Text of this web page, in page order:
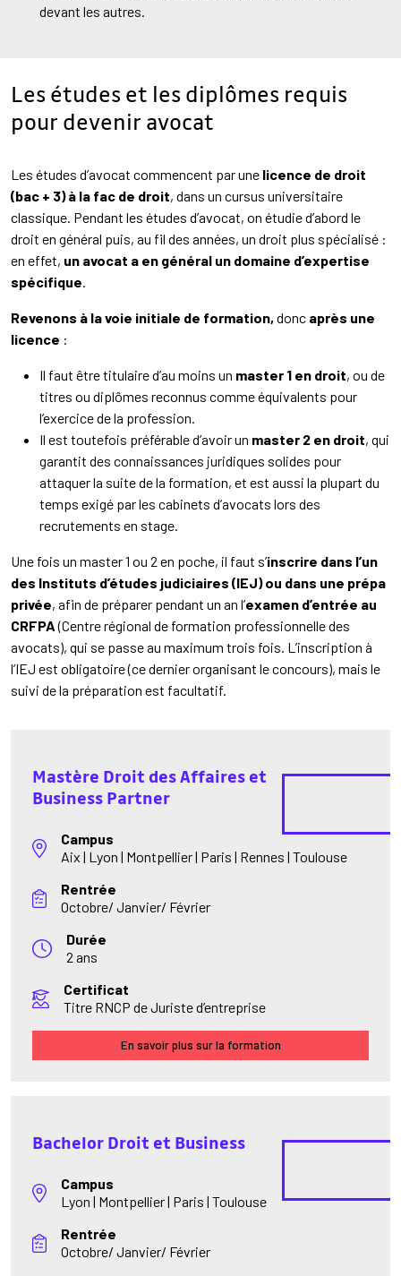
devant les autres.
Les études et les diplômes requis
pour devenir avocat
Les études d’avocat commencent par une licence de droit
(bac + 3) à la fac de droit, dans un cursus universitaire
classique. Pendant les études d’avocat, on étudie d’abord le
droit en général puis, au fil des années, un droit plus spécialisé :
en effet, un avocat a en général un domaine d’expertise
spécifique.
Revenons à la voie initiale de formation, donc après une
licence :
Il faut être titulaire d’au moins un master 1 en droit, ou de
titres ou diplômes reconnus comme équivalents pour
l’exercice de la profession.
Il est toutefois préférable d’avoir un master 2 en droit, qui
garantit des connaissances juridiques solides pour
attaquer la suite de la formation, et est aussi la plupart du
temps exigé par les cabinets d’avocats lors des
recrutements en stage.
Une fois un master 1 ou 2 en poche, il faut s’inscrire dans l’un
des Instituts d’études judiciaires (IEJ) ou dans une prépa
privée, afin de préparer pendant un an l’examen d’entrée au
CRFPA(Centre régional de formation professionnelle des
avocats), qui se passe au maximum trois fois. L’inscription à
l’IEJ est obligatoire (ce dernier organisant le concours), mais le
suivi de la préparation est facultatif.
Mastère Droit des Affaires et
Business Partner
Campus
Aix | Lyon | Montpellier | Paris | Rennes | Toulouse
Rentrée
Octobre/ Janvier/ Février
Durée
2 ans
Certificat
Titre RNCP de Juriste d’entreprise
En savoir plus sur la formation
Bachelor Droit et Business
Campus
Lyon | Montpellier | Paris | Toulouse
Rentrée
Octobre/ Janvier/ Février